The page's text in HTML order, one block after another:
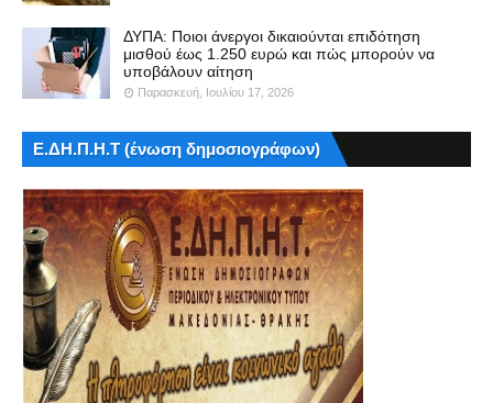
ΔΥΠΑ: Ποιοι άνεργοι δικαιούνται επιδότηση
μισθού έως 1.250 ευρώ και πώς μπορούν να
υποβάλουν αίτηση
Παρασκευή, Ιουλίου 17, 2026
Ε.ΔΗ.Π.Η.Τ (ένωση δημοσιογράφων)